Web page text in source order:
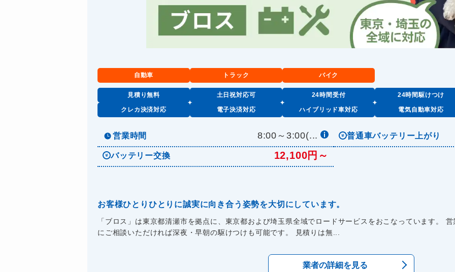
自動車 トラック バイク
見積り無料 土日祝対応可 24時間受付 24時間駆けつけ
クレカ決済対応 電子決済対応 ハイブリッド車対応 電気自動車対応
営業時間 8:00～3:00(... 普通車バッテリー上がり
バッテリー交換 12,100円～
お客様ひとりひとりに誠実に向き合う姿勢を大切にしています。
「ブロス」は東京都清瀬市を拠点に、東京都および埼玉県全域でロードサービスをおこなっています。
にご相談いただければ深夜・早朝の駆けつけも可能です。 見積りは無...
業者の詳細を見る